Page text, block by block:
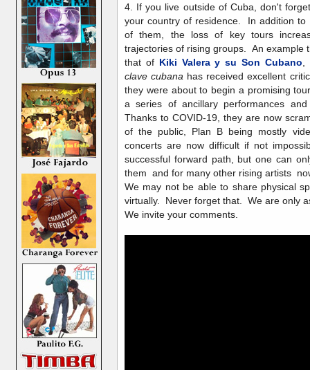
4. If you live outside of Cuba, don't
your country of residence. In addition
of them, the loss of key tours
trajectories of rising groups. An example
that of Kiki Valera y su Son Cubano
clave cubana has received excellent
they were about to begin a promising
a series of ancillary performances
Thanks to COVID-19, they are now
of the public, Plan B being mostly
concerts are now difficult if not
successful forward path, but one can
them and for many other rising artists
We may not be able to share physical
virtually. Never forget that. We are only
We invite your comments.